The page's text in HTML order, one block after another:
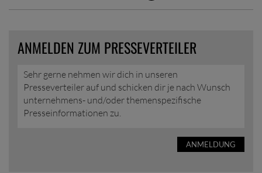
ANMELDEN ZUM PRESSEVERTEILER
Sehr gerne nehmen wir dich in unseren
Presseverteiler auf und schicken dir je nach Wunsch
unternehmens- und/oder themenspezifische
Presseinformationen zu.
ANMELDUNG